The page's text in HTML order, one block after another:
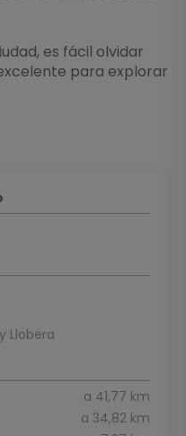
es fácil olvidar
para explorar
Llobera
a 41,77 km
a 34,82 km